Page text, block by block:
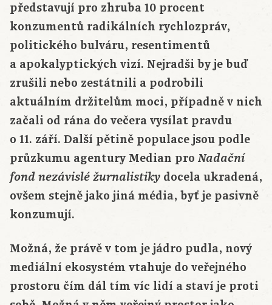
představují pro zhruba 10 procent
konzumentů radikálních rychlozpráv,
politického bulváru, resentimentů
a apokalyptických vizí. Nejradši by je buď
zrušili nebo zestátnili a podrobili
aktuálním držitelům moci, případně v nich
začali od rána do večera vysílat pravdu
o 11. září. Další pětině populace jsou podle
průzkumu agentury Median pro Nadační
fond nezávislé žurnalistiky docela ukradená,
ovšem stejně jako jiná média, byť je pasivně
konzumují.
Možná, že právě v tom je jádro pudla, nový
mediální ekosystém vtahuje do veřejného
prostoru čím dál tím víc lidí a staví je proti